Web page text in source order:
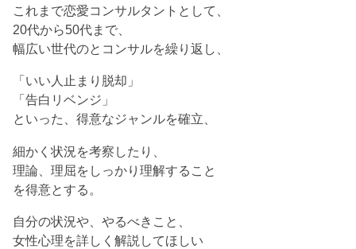
これまで恋愛コンサルタントとして、
20代から50代まで、
幅広い世代のとコンサルを繰り返し、
「いい人止まり脱却」
「告白リベンジ」
といった、得意なジャンルを確立、
細かく状況を考察したり、
理論、理屈をしっかり理解すること
を得意とする。
自分の状況や、やるべきこと、
女性心理を詳しく解説してほしい